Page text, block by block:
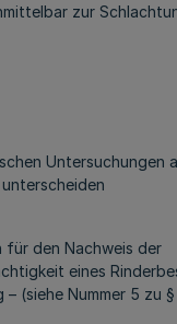
zur
Untersuchungen
für den Nachweis der
eines
(siehe Nummer 5 zu §